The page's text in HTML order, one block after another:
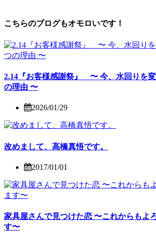
こちらのブログもオモロいです！
2.14『お客様感謝祭』 〜 今、水回りを
の理由 〜
2026/01/29
改めまして、高橋真悟です。
2017/01/01
家具屋さんで見つけた恋 〜これからもよ
す〜